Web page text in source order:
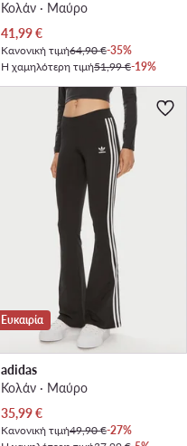
Κολάν · Μαύρο
Τρέχουσα τιμή
41,99€
Κανονική τιμή64,90 €-35%
Η χαμηλότερη τιμή51,99 €-19%
Ευκαιρία
adidas
Κολάν · Μαύρο
Τρέχουσα τιμή
35,99€
Κανονική τιμή49,90 €-27%